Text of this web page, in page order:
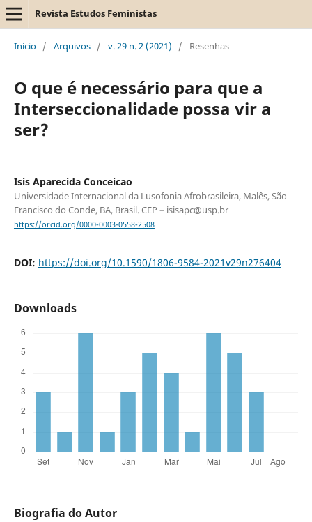
Revista Estudos Feministas
Início / Arquivos / v. 29 n. 2 (2021) / Resenhas
O que é necessário para que a
Interseccionalidade possa vir a
ser?
Isis Aparecida Conceicao
Universidade Internacional da Lusofonia Afrobrasileira, Malês, São
Francisco do Conde, BA, Brasil. CEP – isisapc@usp.br
https://orcid.org/0000-0003-0558-2508
DOI: https://doi.org/10.1590/1806-9584-2021v29n276404
Downloads
Biografia do Autor